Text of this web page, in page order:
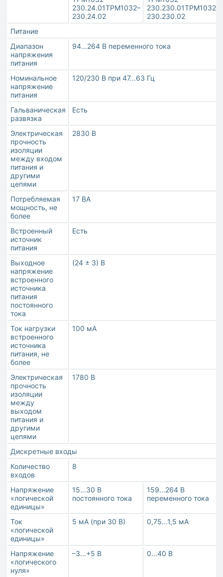
230.24.01ТРМ1032–
230.24.02
230.230.01ТРМ1032–
230.230.02
Питание
Диапазон
напряжения
питания
94...264 В переменного тока
Номинальное
напряжение
питания
120/230 В при 47...63 Гц
Гальваническая
развязка
Есть
Электрическая
прочность
изоляции
между входом
питания и
другими
цепями
2830 В
Потребляемая
мощность, не
более
17 ВА
Встроенный
источник
питания
Есть
Выходное
напряжение
встроенного
источника
питания
постоянного
тока
(24 ± 3) В
Ток нагрузки
встроенного
источника
питания, не
более
100 мА
Электрическая
прочность
изоляции
между
выходом
питания и
другими
цепями
1780 В
Дискретные входы
Количество
входов
8
Напряжение
«логической
единицы»
15...30 В
постоянного тока
159...264 В
переменного тока
Ток
«логической
единицы»
5 мА (при 30 В) 0,75...1,5 мА
Напряжение
«логического
нуля»
–3...+5 В 0...40 В